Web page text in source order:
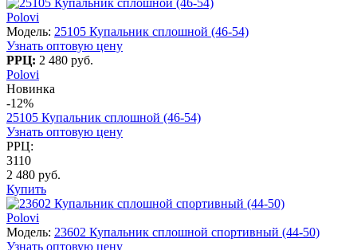
Polovi
Модель: 25105 Купальник сплошной (46-54)
Узнать оптовую цену
РРЦ: 2 480 руб.
Polovi
Новинка
-12%
25105 Купальник сплошной (46-54)
Узнать оптовую цену
РРЦ:
3110
2 480 руб.
Купить
Polovi
Модель: 23602 Купальник сплошной спортивный (44-50)
Узнать оптовую цену